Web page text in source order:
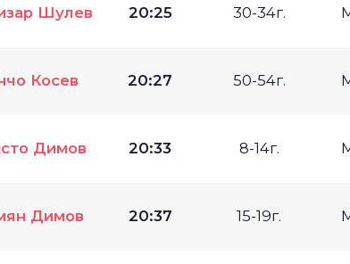
Шулев 20:25 30-34г.
Косев 20:27 50-54г.
Димов 20:33 8-14г.
Димов 20:37 15-19г.